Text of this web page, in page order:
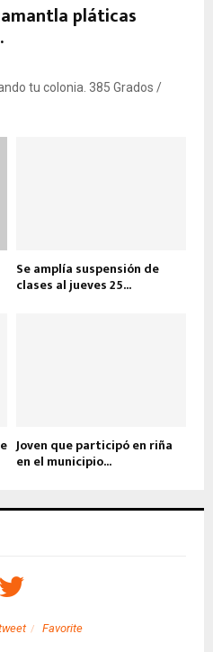
pláticas
tu colonia. 385 Grados /
Se amplía suspensión de
clases al jueves 25...
Joven que participó en riña
en el municipio...
Favorite